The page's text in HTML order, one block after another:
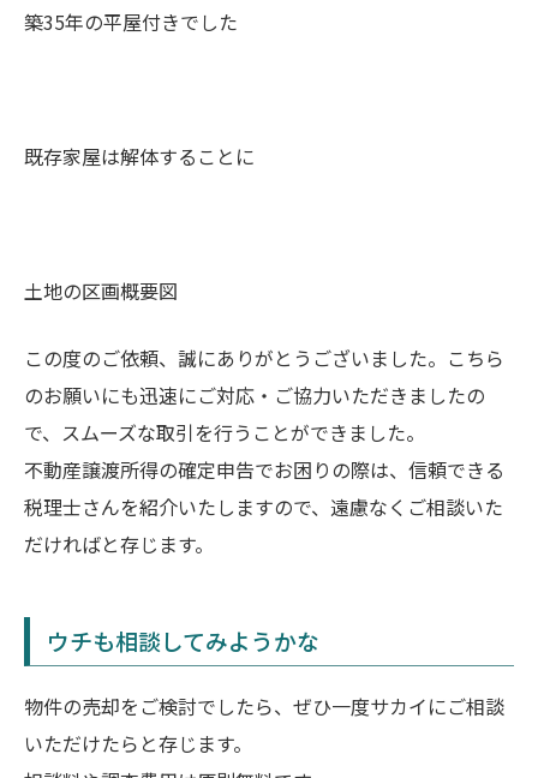
築35年の平屋付きでした
既存家屋は解体することに
土地の区画概要図
この度のご依頼、誠にありがとうございました。こちら
のお願いにも迅速にご対応・ご協力いただきましたの
で、スムーズな取引を行うことができました。
不動産譲渡所得の確定申告でお困りの際は、信頼できる
税理士さんを紹介いたしますので、遠慮なくご相談いた
だければと存じます。
ウチも相談してみようかな
物件の売却をご検討でしたら、ぜひ一度サカイにご相談
いただけたらと存じます。